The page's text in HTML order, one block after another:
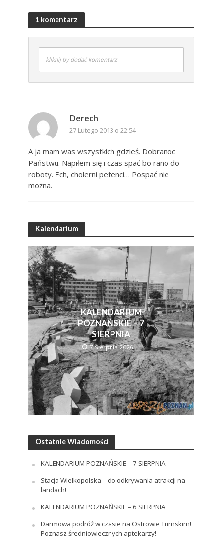
1 komentarz
kliknij by dodać komentarz
Derech
27 Lutego 2013 o 22:54
A ja mam was wszystkich gdzieś. Dobranoc
Państwu. Napiłem się i czas spać bo rano do
roboty. Ech, cholerni petenci… Pospać nie
można.
Kalendarium
KALENDARIUM
POZNAŃSKIE – 7
SIERPNIA
7 Sierpnia 2026
Ostatnie Wiadomości
KALENDARIUM POZNAŃSKIE – 7 SIERPNIA
Stacja Wielkopolska – do odkrywania atrakcji na
landach!
KALENDARIUM POZNAŃSKIE – 6 SIERPNIA
Darmowa podróż w czasie na Ostrowie Tumskim!
Poznasz średniowiecznych aptekarzy!